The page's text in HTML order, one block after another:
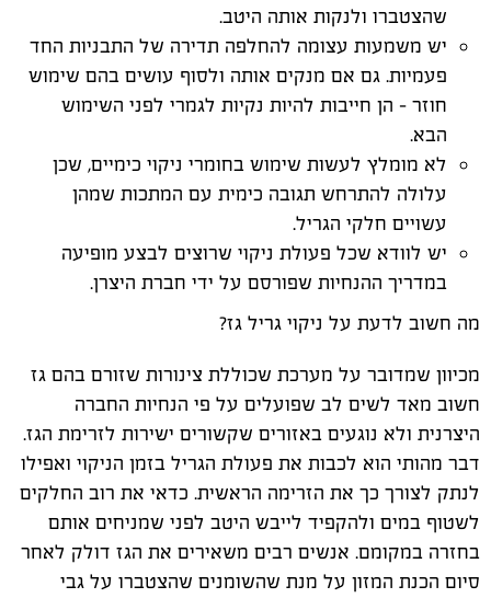
שהצטברו ולנקות אותה היטב.
יש משמעות עצומה להחלפה תדירה של התבניות החד
פעמיות. גם אם מנקים אותה ולסוף עושים בהם שימוש
חוזר - הן חייבות להיות נקיות לגמרי לפני השימוש
הבא.
לא מומלץ לעשות שימוש בחומרי ניקוי כימיים, שכן
עלולה להתרחש תגובה כימית עם המתכות שמהן
עשויים חלקי הגריל.
יש לוודא שכל פעולת ניקוי שרוצים לבצע מופיעה
במדריך ההנחיות שפורסם על ידי חברת היצרן.
מה חשוב לדעת על ניקוי גריל גז?
מכיוון שמדובר על מערכת שכוללת צינורות שזורם בהם גז
חשוב מאד לשים לב שפועלים על פי הנחיות החברה
היצרנית ולא נוגעים באזורים שקשורים ישירות לזרימת הגז.
דבר מהותי הוא לכבות את פעולת הגריל בזמן הניקוי ואפילו
לנתק לצורך כך את הזרימה הראשית. כדאי את רוב החלקים
לשטוף במים ולהקפיד לייבש היטב לפני שמניחים אותם
בחזרה במקומם. אנשים רבים משאירים את הגז דולק לאחר
סיום הכנת המזון על מנת שהשומנים שהצטברו על גבי